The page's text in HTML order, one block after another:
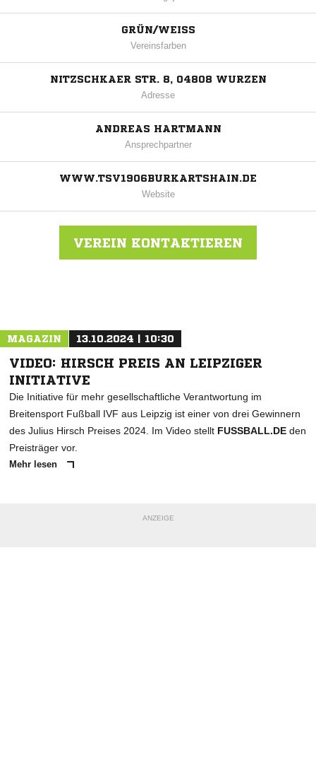
GRÜN/WEISS
Vereinsfarben
NITZSCHKAER STR. 8, 04808 WURZEN
Adresse
ANDREAS HARTMANN
Ansprechpartner
WWW.TSV1906BURKARTSHAIN.DE
Website
VEREIN KONTAKTIEREN
MAGAZIN 13.10.2024 | 10:30
VIDEO: HIRSCH PREIS AN LEIPZIGER
INITIATIVE
Die Initiative für mehr gesellschaftliche Verantwortung im
Breitensport Fußball IVF aus Leipzig ist einer von drei Gewinnern
des Julius Hirsch Preises 2024. Im Video stellt FUSSBALL.DE den
Preisträger vor.
Mehr lesen
ANZEIGE